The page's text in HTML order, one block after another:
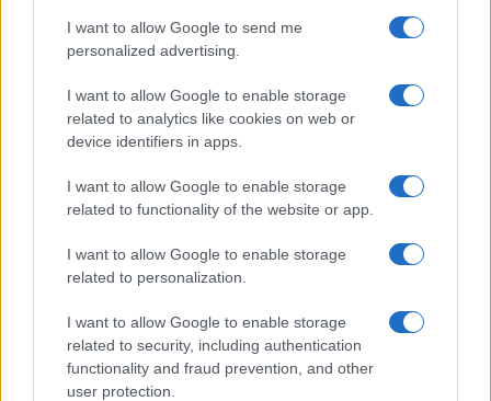
I want to allow Google to send me
personalized advertising.
I want to allow Google to enable storage
related to analytics like cookies on web or
device identifiers in apps.
I want to allow Google to enable storage
related to functionality of the website or app.
I want to allow Google to enable storage
related to personalization.
I want to allow Google to enable storage
related to security, including authentication
functionality and fraud prevention, and other
user protection.
livello, peso e stile
permette di progredire con più facilità e serenità. La
una manutenzione costante, trasforma ogni
giornata in pista in un esercizio di precisione che
AUTORE
Marco Tessari
specializzato in sport invernali e montagna,
segue da anni Coppa del Mondo di sci,
Olimpiadi invernali e alpinismo; racconta gare,